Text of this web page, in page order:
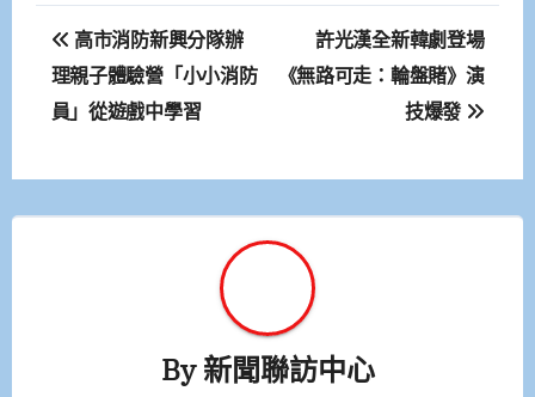
文
章
導
覽
高市消防新興分隊辦
理親子體驗營「小小消防
員」從遊戲中學習
許光漢全新韓劇登場
《無路可走：輪盤賭》演
技爆發
By新聞聯訪中心